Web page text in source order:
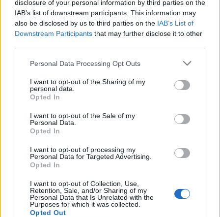
disclosure of your personal information by third parties on the
IAB’s list of downstream participants. This information may
also be disclosed by us to third parties on the IAB’s List of
Downstream Participants that may further disclose it to other
Personal Data Processing Opt Outs
I want to opt-out of the Sharing of my
personal data.
Opted In
I want to opt-out of the Sale of my
Personal Data.
Opted In
I want to opt-out of processing my
Personal Data for Targeted Advertising.
Opted In
I want to opt-out of Collection, Use,
Retention, Sale, and/or Sharing of my
Personal Data that Is Unrelated with the
Purposes for which it was collected.
Opted Out
GORLA MAGGIORE
Zappamiglio unico candidato sindaco a
Gorla Maggiore, la sua battaglia contro
il quorum